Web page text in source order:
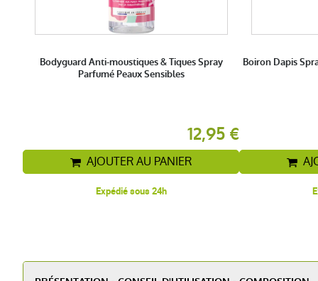
Bodyguard Anti-moustiques & Tiques Spray
Parfumé Peaux Sensibles
12,95 €
AJOUTER AU PANIER
Expédié sous 24h
Boiron Dapis